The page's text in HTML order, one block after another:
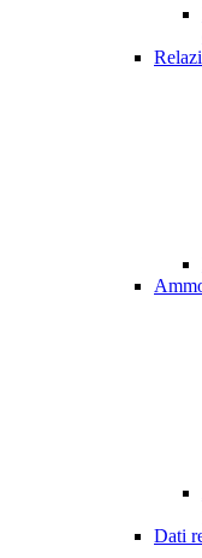
Dati